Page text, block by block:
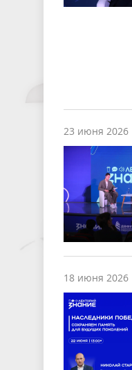
23 июня 2026
18 июня 2026